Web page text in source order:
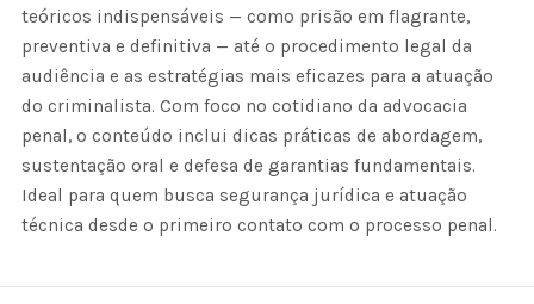
teóricos indispensáveis — como prisão em flagrante,
preventiva e definitiva — até o procedimento legal da
audiência e as estratégias mais eficazes para a atuação
do criminalista. Com foco no cotidiano da advocacia
penal, o conteúdo inclui dicas práticas de abordagem,
sustentação oral e defesa de garantias fundamentais.
Ideal para quem busca segurança jurídica e atuação
técnica desde o primeiro contato com o processo penal.